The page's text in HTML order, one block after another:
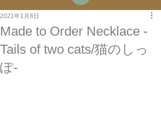
Made to Order Necklace -
Tails of two cats/猫のしっ
ぽ-
2021年1月8日